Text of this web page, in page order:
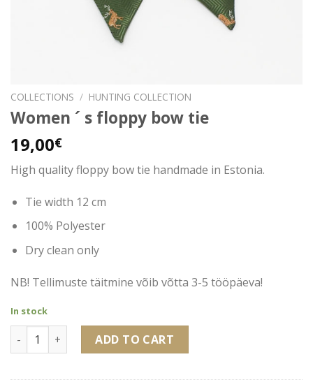
COLLECTIONS / HUNTING COLLECTION
Women ´ s floppy bow tie
19,00€
High quality floppy bow tie handmade in Estonia.
Tie width 12 cm
100% Polyester
Dry clean only
NB! Tellimuste täitmine võib võtta 3-5 tööpäeva!
In stock
Women ´ s floppy bow tie quantity
ADD TO CART